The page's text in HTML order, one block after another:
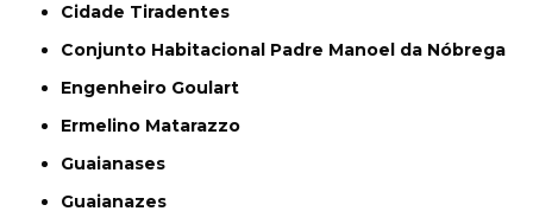
Cidade Tiradentes
Conjunto Habitacional Padre Manoel da Nóbrega
Engenheiro Goulart
Ermelino Matarazzo
Guaianases
Guaianazes